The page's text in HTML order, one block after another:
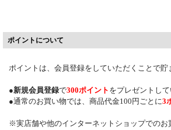
ポイントについて
ポイントは、会員登録をしていただくことで
●新規会員登録で300ポイント をプレゼントして
●通常のお買い物では、商品代金100円ごとに3
※実店舗や他のインターネットショップでのお